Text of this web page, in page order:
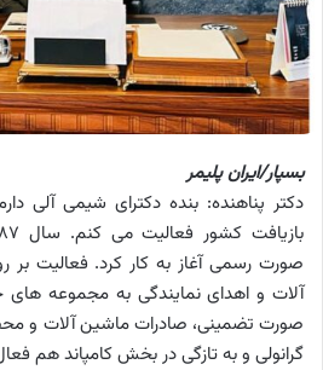
بسپار/ایران پلیمر
صورت رسمی آغاز به کار کرد. فعالیت بر
آلات و اهدای نمایندگی به مجموعه
صورت تضمینی، صادرات ماشین آلات و
گرانولی و به تازگی در بخش کامپاند هم